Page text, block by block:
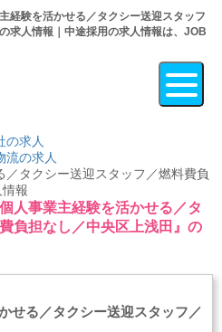
経験を活かせる／タクシー送迎スタッフ
求人情報｜中途採用の求人情報は、JOB
の求人
流の求人
／タクシー送迎スタッフ／燃料費負
報
人事業主経験を活かせる／タ
負担なし／中央区上浅田』の
せる／タクシー送迎スタッフ／